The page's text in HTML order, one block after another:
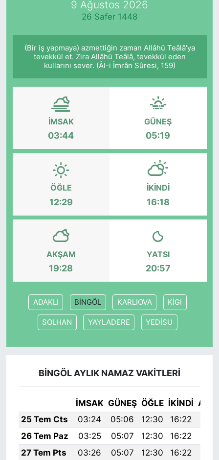
9 Ağustos 2026
26 Safer 1448
(Bir iş yapmaya) azmettiğin zaman Allâhü Teâlâ'ya
tevekkül et. Zira Allâhü Teâlâ, tevekkül eden
kullarını sever. (Âl-i İmrân Sûresi, 159)
İMSAK
03:44
GÜNEŞ
05:19
ÖĞLE
12:29
İKINDI
16:18
AKŞAM
19:28
YATSI
20:57
ADAKLI BİNGÖL KARLIOVA KİGI
SOLHAN YAYLADERE YEDİSU
BİNGÖL AYLIK NAMAZ VAKITLERI
İMSAK GÜNEŞ ÖĞLE İKINDI
25 Tem Cts
03:24 05:06 12:30 16:22
26 Tem Paz
03:25 05:07 12:30 16:22
27 Tem Pts
03:26 05:07 12:30 16:22
KÖŞE YAZILARI
KÖŞE YAZILARI (Arşiv)
KÜLTÜR SANAT
RÖPORTAJ
SARIYER HABERLERİ
SARIYER İMAR BARIŞI
SEKTÖR
SİYASET
SON DAKİKA HABERİ
SPOR
TEKNOLOJİ
VİDEO GALERİ